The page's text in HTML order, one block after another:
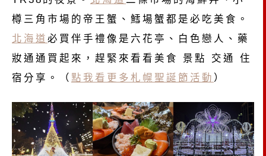
樽三角市場的帝王蟹、鱈場蟹都是必吃美食。
北海道 必買伴手禮像是六花亭、白色戀人、藥
妝通通買起來，趕緊來看看美食 景點 交通 住
宿分享。（ 點我看更多札幌聖誕節活動 ）